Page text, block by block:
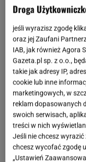
Moda na
designu. W tym
połączenia
przystępnej ceny.
swojego
Fenomen
Jeśli kiedykolwiek
pewno pierwszą
brazylijski gigant
Droga
jeśli wyrazisz zgodę
oraz jej Zaufani
IAB, jak również Agora
Gazeta.pl sp. z o.o.,
takie jak adresy IP,
cookie lub inne
marketingowych, w
reklam dopasowanych
swoich serwisach,
treści w nich
Jeśli nie chcesz
chcesz wycofać zgodę
„Ustawień